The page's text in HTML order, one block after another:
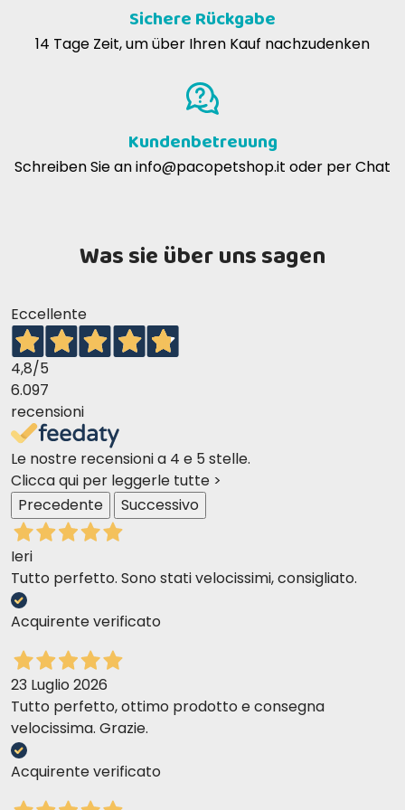
Richtige Tagesration
Analytische Zusammensetzung
Richtige Tagesration
SCHRIMPELZUTAT Zusammensetzung
Zusammensetzung
HÜHNER UND ANCHOVEN
Molto apprezzato da Schiggi e Ciughi! Consigliato.
Come sopra, almo è un ottimo prodotto
Carlo M
Sempre una certezza
Chiara G
I miei gatti hanno apprezzato molto il nuovo cibo. L'unico
problema è il formato a bustina, poco pratico da spremere e
rimane sempre dello scarto dentro. La prossima volta opterò per le
scatolette.
Sichere Rückgabe
14 Tage Zeit, um über Ihren Kauf nachzudenken
Kundenbetreuung
Schreiben Sie aninfo@pacopetshop.it oder per Chat
Was sie über uns sagen
Eccellente
4,8/5
6.097
recensioni
Le nostre recensioni a 4 e 5 stelle.
Clicca qui per leggerle tutte >
Precedente
Successivo
Ieri
Tutto perfetto. Sono stati velocissimi, consigliato.
Acquirente verificato
23 Luglio 2026
Tutto perfetto, ottimo prodotto e consegna
velocissima. Grazie.
Acquirente verificato